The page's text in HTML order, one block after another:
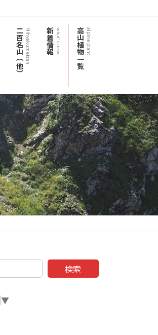
二百名山（他）Nihyakumeizan 新着情報what's new 高山植物一覧alpine plant
検索
▼